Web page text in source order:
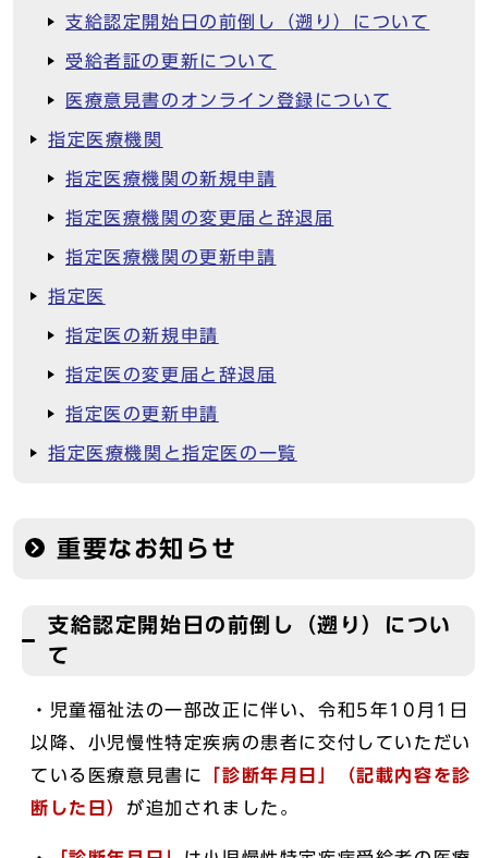
支給認定開始日の前倒し（遡り）について
受給者証の更新について
医療意見書のオンライン登録について
指定医療機関
指定医療機関の新規申請
指定医療機関の変更届と辞退届
指定医療機関の更新申請
指定医
指定医の新規申請
指定医の変更届と辞退届
指定医の更新申請
指定医療機関と指定医の一覧
重要なお知らせ
支給認定開始日の前倒し（遡り）につい
て
・児童福祉法の一部改正に伴い、令和5年10月1日
以降、小児慢性特定疾病の患者に交付していただい
ている医療意見書に
「診断年月日」（記載内容を診
断した日） が追加されました。